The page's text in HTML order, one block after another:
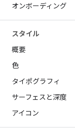
オンボーディング
スタイル
概要
色
タイポグラフィ
サーフェスと深度
アイコン